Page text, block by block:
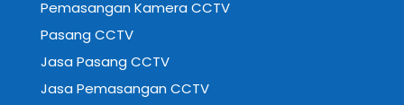
Pemasangan Kamera CCTV
Pasang CCTV
Jasa Pasang CCTV
Jasa Pemasangan CCTV